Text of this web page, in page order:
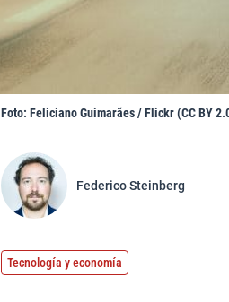
Foto: Feliciano Guimarães / Flickr (CC BY
Federico Steinberg
Tecnología y economía